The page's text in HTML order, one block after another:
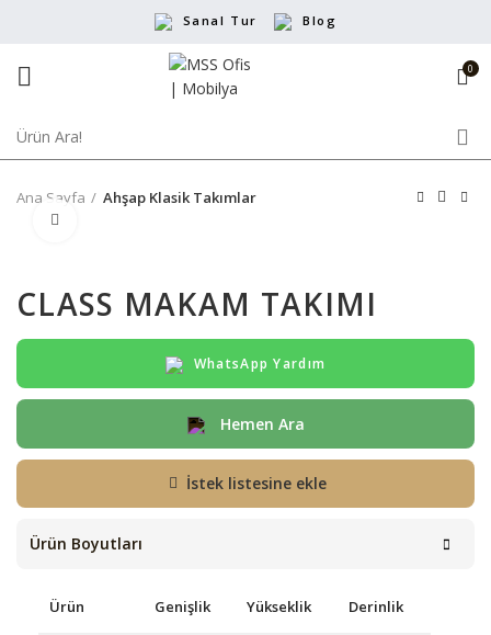
Sanal Tur Blog
0
Ana Sayfa
Ahşap Klasik Takımlar
CLASS MAKAM TAKIMI
WhatsApp Yardım
Hemen Ara
İstek listesine ekle
Ürün Boyutları
Ürün Genişlik Yükseklik Derinlik